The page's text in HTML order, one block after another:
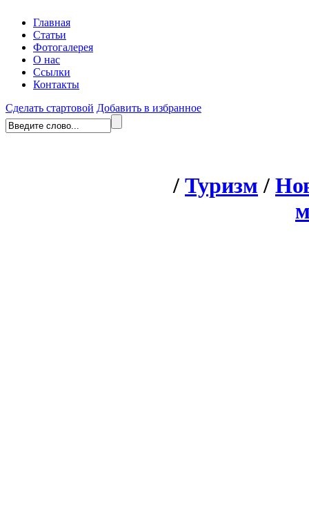
Главная
Статьи
Фотогалерея
О нас
Ссылки
Контакты
Сделать стартовой Добавить в избранное
/ Туризм /